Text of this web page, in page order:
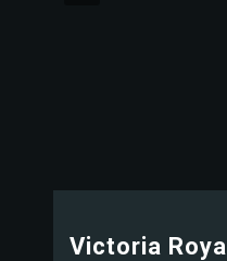
Victoria Royal